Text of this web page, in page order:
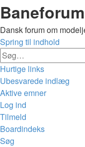
Dansk forum om
Spring til indhold
Hurtige links
Ubesvarede indlæg
Aktive emner
Log ind
Tilmeld
Boardindeks
Søg